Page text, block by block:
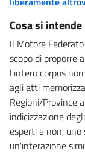
Cosa si
Il Motore
scopo di proporre
l'intero corpus
agli atti
Regioni/Province
indicizzazione
esperti e non,
un'interazione